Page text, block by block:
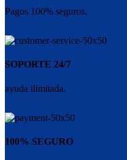
Pagos 100% seguros.
SOPORTE 24/7
ayuda ilimitada.
100% SEGURO